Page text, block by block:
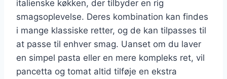
italienske køkken, der tilbyder en rig
smagsoplevelse. Deres kombination kan findes
i mange klassiske retter, og de kan tilpasses til
at passe til enhver smag. Uanset om du laver
en simpel pasta eller en mere kompleks ret, vil
pancetta og tomat altid tilføje en ekstra